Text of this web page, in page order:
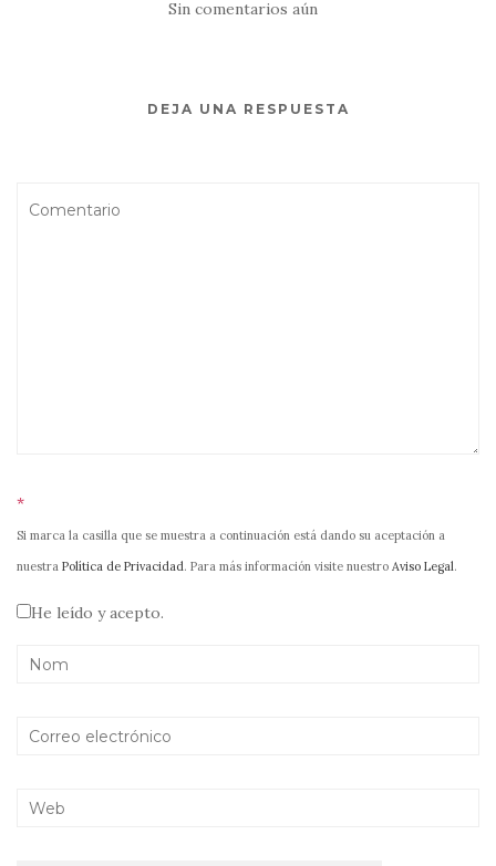
Sin comentarios aún
DEJA UNA RESPUESTA
*
Si marca la casilla que se muestra a continuación está dando su aceptación a
nuestra Política de Privacidad. Para más información visite nuestro Aviso Legal.
He leído y acepto.